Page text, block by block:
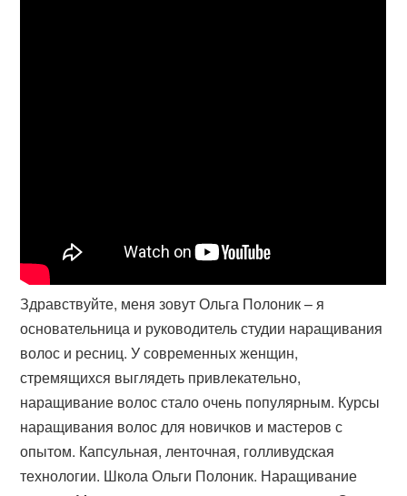
Здравствуйте, меня зовут Ольга Полоник – я
основательница и руководитель студии наращивания
волос и ресниц. У современных женщин,
стремящихся выглядеть привлекательно,
наращивание волос стало очень популярным. Курсы
наращивания волос для новичков и мастеров с
опытом. Капсульная, ленточная, голливудская
технологии. Школа Ольги Полоник. Наращивание